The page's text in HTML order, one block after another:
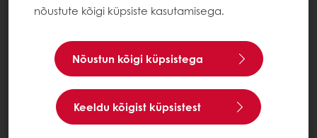
nõustute kõigi küpsiste kasutamisega.
Nõustun kõigi küpsistega
Keeldu kõigist küpsistest
Teenused
Tarbijauuring
Ettevõttest